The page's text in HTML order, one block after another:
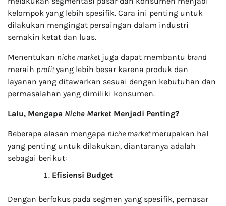
kelompok yang lebih spesifik. Cara ini penting untuk
dilakukan mengingat persaingan dalam industri
semakin ketat dan luas.
Menentukan niche marketjuga dapat membantu brand
meraih profityang lebih besar karena produk dan
layanan yang ditawarkan sesuai dengan kebutuhan dan
permasalahan yang dimiliki konsumen.
Lalu, Mengapa Niche Market Menjadi Penting?
Beberapa alasan mengapa niche marketmerupakan hal
yang penting untuk dilakukan, diantaranya adalah
sebagai berikut:
Efisiensi Budget
Dengan berfokus pada segmen yang spesifik, pemasar